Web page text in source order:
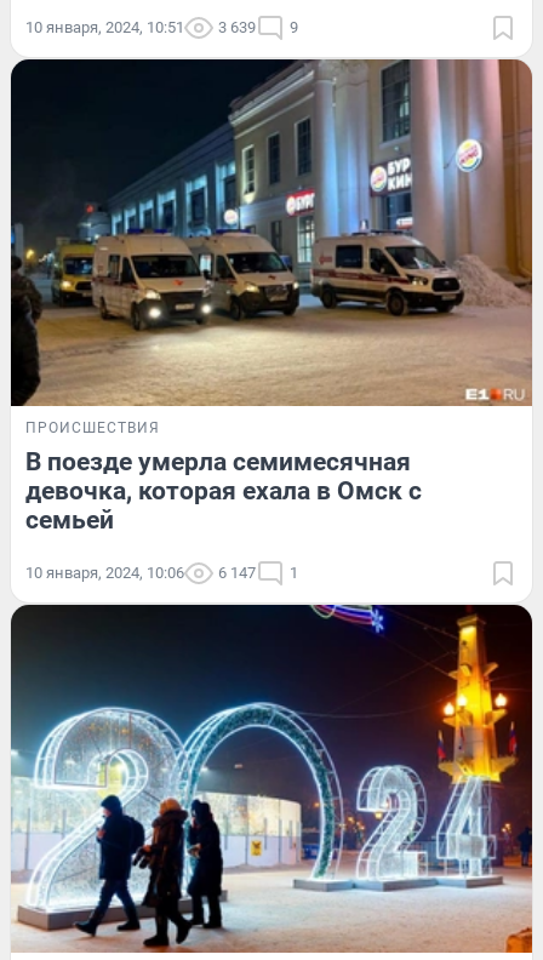
10 января, 2024, 10:51 3 639 9
ПРОИСШЕСТВИЯ
В поезде умерла семимесячная
девочка, которая ехала в Омск с
семьей
10 января, 2024, 10:06 6 147 1